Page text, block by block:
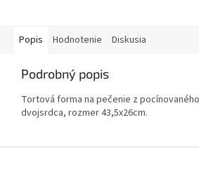
Popis Hodnotenie Diskusia
Podrobný popis
Tortová forma na pečenie z
dvojsrdca, rozmer 43,5x26cm.